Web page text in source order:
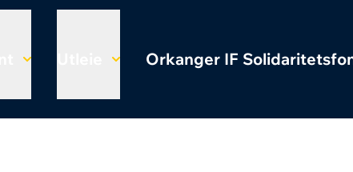
Orkanger IF